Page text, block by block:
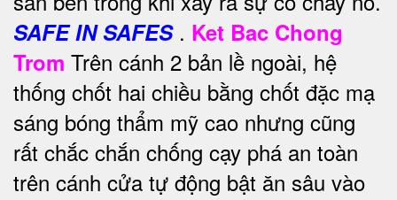
SAFE IN SAFES. Ket Bac Chong
Trom Trên cánh 2 bản lề ngoài, hệ
thống chốt hai chiều bằng chốt đặc mạ
sáng bóng thẩm mỹ cao nhưng cũng
rất chắc chắn chống cạy phá an toàn
trên cánh cửa tự động bật ăn sâu vào